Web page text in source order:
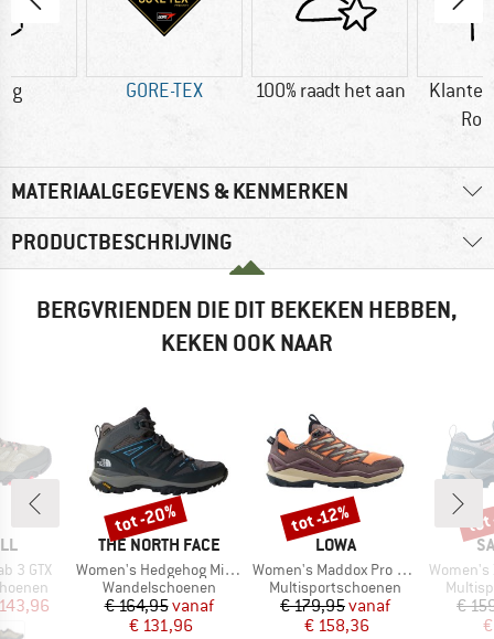
g GORE-TEX 100% raadt het aan
MATERIAALGEGEVENS & KENMERKEN
PRODUCTBESCHRIJVING
BERGVRIENDEN DIE DIT BEKEKEN HEBBEN,
KEKEN OOK NAAR
3 GTX
prijs
MERK
THE NORTH FACE
Artikel
Women's Hedgehog Mid GORE-TEX
Productgroep
Wandelschoenen
Prijs
€ 164,95Verlaagde prijs
vanaf
€ 131,96
Korting
tot -20%
MERK
LOWA
Artikel
Women's Maddox Pro GTX LO
Productgroep
Multisportschoenen
Prijs
€ 179,95Verlaagde prijs
vanaf
€ 158,36
Korting
tot -12%
Artikel
Women's X
€
tot